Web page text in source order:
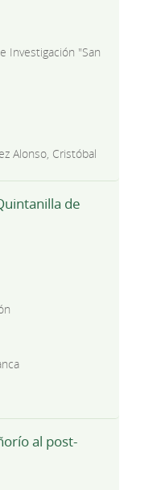
Investigación "San
Alonso, Cristóbal
de
al post-